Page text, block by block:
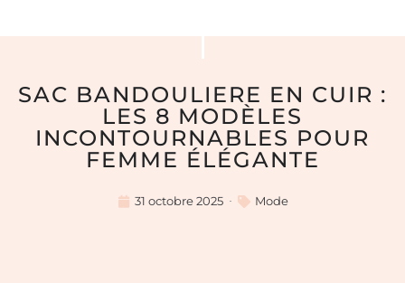
SAC BANDOULIERE EN CUIR :
LES 8 MODÈLES
INCONTOURNABLES POUR
FEMME ÉLÉGANTE
31 octobre 2025 Mode